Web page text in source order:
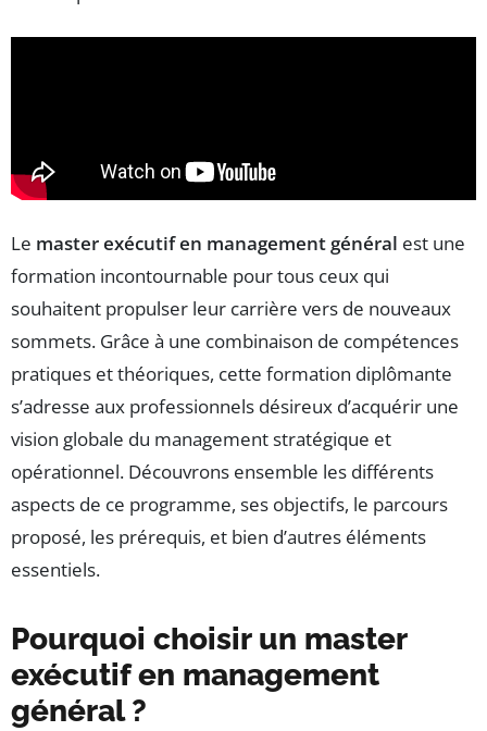
Le master exécutif en management général est une
formation incontournable pour tous ceux qui
souhaitent propulser leur carrière vers de nouveaux
sommets. Grâce à une combinaison de compétences
pratiques et théoriques, cette formation diplômante
s’adresse aux professionnels désireux d’acquérir une
vision globale du management stratégique et
opérationnel. Découvrons ensemble les différents
aspects de ce programme, ses objectifs, le parcours
proposé, les prérequis, et bien d’autres éléments
essentiels.
Pourquoi choisir un master
exécutif en management
général ?